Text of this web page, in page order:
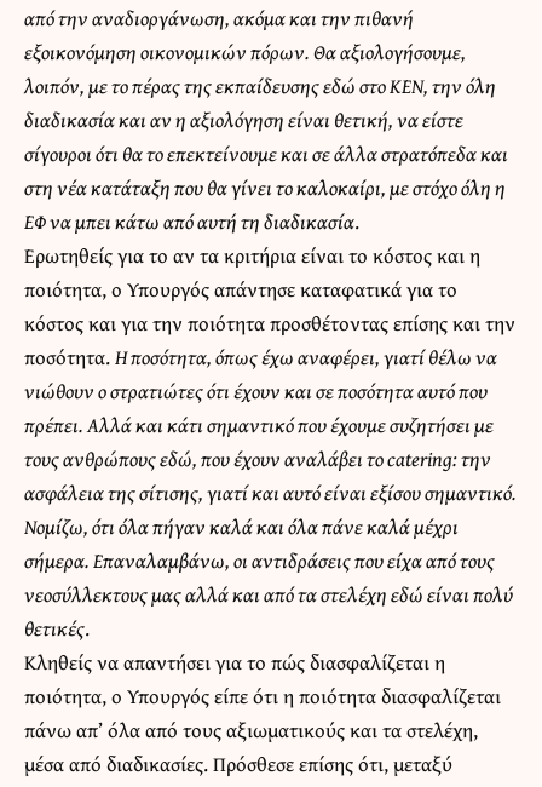
από την αναδιοργάνωση, ακόμα και την πιθανή
εξοικονόμηση οικονομικών πόρων.Θα αξιολογήσουμε,
λοιπόν, με το πέρας της εκπαίδευσης εδώ στο ΚΕΝ, την όλη
διαδικασία και αν η αξιολόγηση είναι θετική, να είστε
σίγουροι ότι θα το επεκτείνουμε και σε άλλα στρατόπεδα και
στη νέα κατάταξη που θα γίνει το καλοκαίρι, με στόχο όλη η
ΕΦ να μπει κάτω από αυτή τη διαδικασία.
Ερωτηθείς για το αν τα κριτήρια είναι το κόστος και η
ποιότητα, ο Υπουργός απάντησε καταφατικά για το
κόστος και για την ποιότητα προσθέτοντας επίσης και την
ποσότητα.Η ποσότητα, όπως έχω αναφέρει, γιατί θέλω να
νιώθουν ο στρατιώτες ότι έχουν και σε ποσότητα αυτό που
πρέπει. Αλλά και κάτι σημαντικό που έχουμε συζητήσει με
τους ανθρώπους εδώ, που έχουν αναλάβει το catering: την
ασφάλεια της σίτισης, γιατί και αυτό είναι εξίσου σημαντικό.
Νομίζω, ότι όλα πήγαν καλά και όλα πάνε καλά μέχρι
σήμερα.Επαναλαμβάνω, οι αντιδράσεις που είχα από τους
νεοσύλλεκτους μας αλλά και από τα στελέχη εδώ είναι πολύ
θετικές.
Κληθείς να απαντήσει για το πώς διασφαλίζεται η
ποιότητα, ο Υπουργός είπε ότι η ποιότητα διασφαλίζεται
πάνω απ’ όλα από τους αξιωματικούς και τα στελέχη,
μέσα από διαδικασίες. Πρόσθεσε επίσης ότι, μεταξύ